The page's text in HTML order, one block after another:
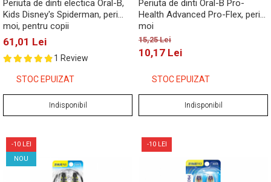
Periuta de dinti electica Oral-B,
Kids Disney's Spiderman, peri
moi, pentru copii
61,01 Lei
1 Review
STOC EPUIZAT
Indisponibil
Periuta de dinti Oral-B Pro-
Health Advanced Pro-Flex, peri
moi
15,25 Lei
10,17 Lei
STOC EPUIZAT
Indisponibil
-10 LEI
NOU
-10 LEI